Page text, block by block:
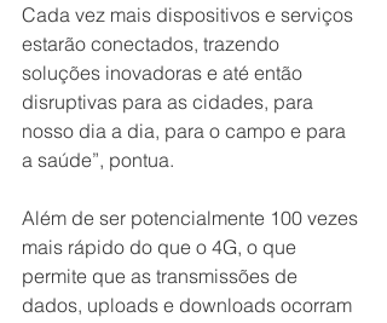
Cada vez mais dispositivos e serviços
estarão conectados, trazendo
soluções inovadoras e até então
disruptivas para as cidades, para
nosso dia a dia, para o campo e para
a saúde”, pontua.
Além de ser potencialmente 100 vezes
mais rápido do que o 4G, o que
permite que as transmissões de
dados, uploads e downloads ocorram